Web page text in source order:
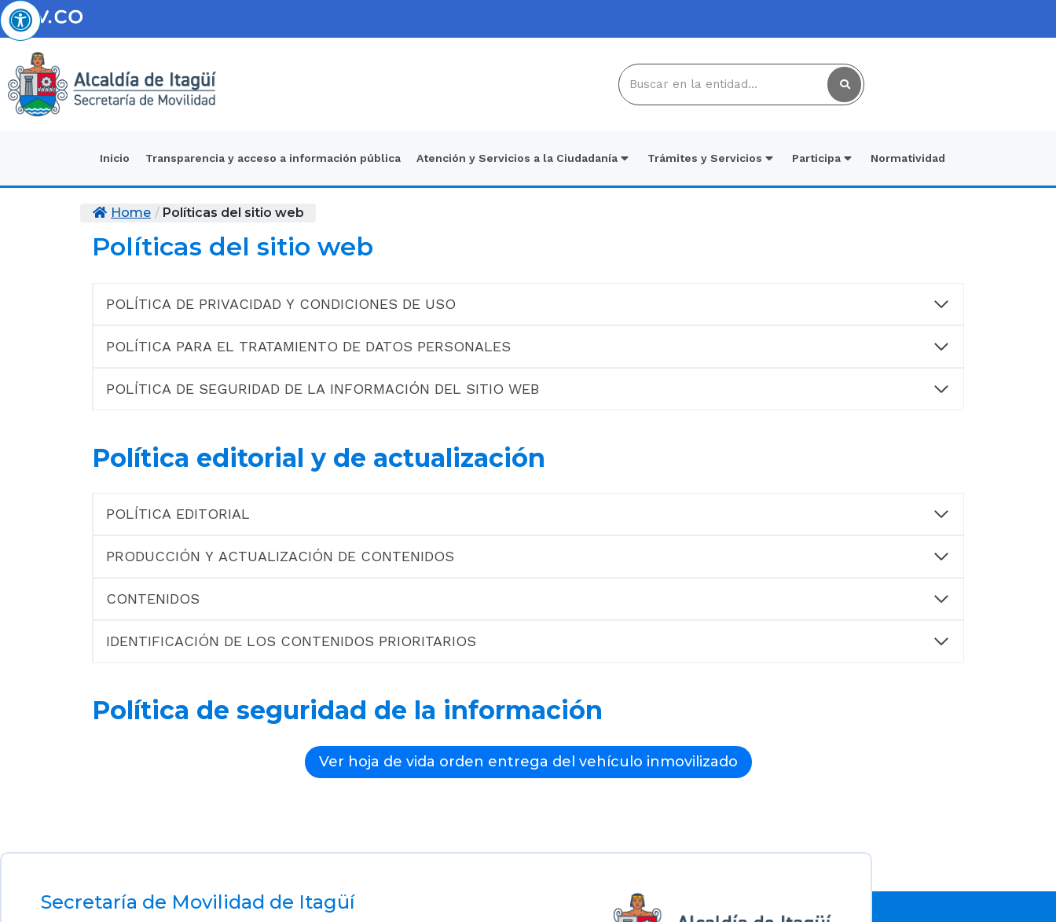
Inicio Transparencia y acceso a información pública Atención y Servicios a la Ciudadanía Trámites y Servicios Participa Normatividad
Home / Políticas del sitio web
Políticas del sitio web
POLÍTICA DE PRIVACIDAD Y CONDICIONES DE USO
POLÍTICA PARA EL TRATAMIENTO DE DATOS PERSONALES
POLÍTICA DE SEGURIDAD DE LA INFORMACIÓN DEL SITIO WEB
Política editorial y de actualización
POLÍTICA EDITORIAL
PRODUCCIÓN Y ACTUALIZACIÓN DE CONTENIDOS
CONTENIDOS
IDENTIFICACIÓN DE LOS CONTENIDOS PRIORITARIOS
Política de seguridad de la información
Ver hoja de vida orden entrega del vehículo inmovilizado
Secretaría de Movilidad de Itagüí